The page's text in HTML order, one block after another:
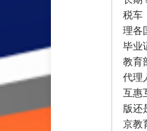
税车
理各
毕业
教育
代理
互惠
版还
京教